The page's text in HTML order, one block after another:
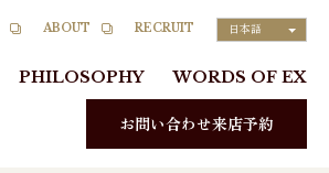
ABOUT RECRUIT 日本語
PHILOSOPHY WORDS OF EX
お問い合わせ来店予約